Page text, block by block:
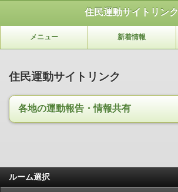
住民運動サイトリンク
メニュー 新着情報
住民運動サイトリンク
各地の運動報告・情報共有
ルーム選択